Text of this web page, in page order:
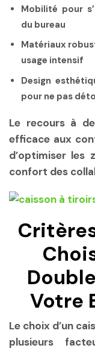
Mobilité pour
du bureau
Matériaux
usage intensif
Design
pour ne pas
Le recours à
efficace aux
d’optimiser les
confort des
Votre
Le choix d’un
plusieurs